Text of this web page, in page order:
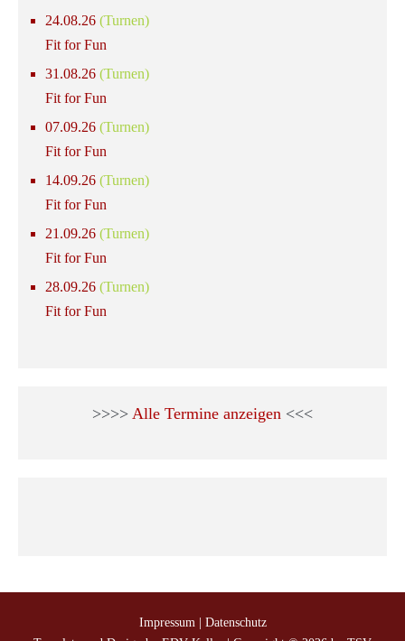
24.08.26 (Turnen)
Fit for Fun
31.08.26 (Turnen)
Fit for Fun
07.09.26 (Turnen)
Fit for Fun
14.09.26 (Turnen)
Fit for Fun
21.09.26 (Turnen)
Fit for Fun
28.09.26 (Turnen)
Fit for Fun
>>>> Alle Termine anzeigen <<<
Impressum
Datenschutz